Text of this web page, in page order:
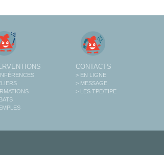
CONTACTS
> EN LIGNE
> MESSAGE
> LES TPE/TIPE